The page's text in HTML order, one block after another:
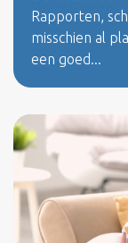
Rapporten,
misschien al
een goed...